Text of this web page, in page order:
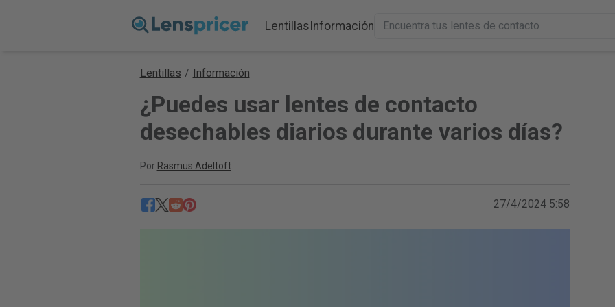
LentillasInformación
Lentillas / Información
¿Puedes usar lentes de contacto
desechables diarios durante varios días?
Por Rasmus Adeltoft
27/4/2024 5:58